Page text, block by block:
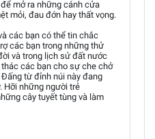
mở ra những cánh cửa
mỏi, đau đớn hay thất vọng.
các bạn có thể tin chắc
các bạn trong những thử
và trong lịch sử đất nước
các bạn cho sự che chở
từ đỉnh núi này đang
Hỡi những người trẻ
cây tuyết tùng và làm